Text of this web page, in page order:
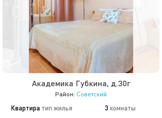
Академика Губкина, д.30г
Район: Советский
Квартира тип жилья 3 комнаты